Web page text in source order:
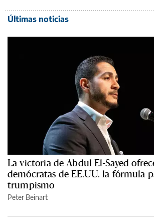
Últimas noticias
La victoria de Abdul El-Sayed
demócratas de EE.UU. la fórmula
trumpismo
Peter Beinart